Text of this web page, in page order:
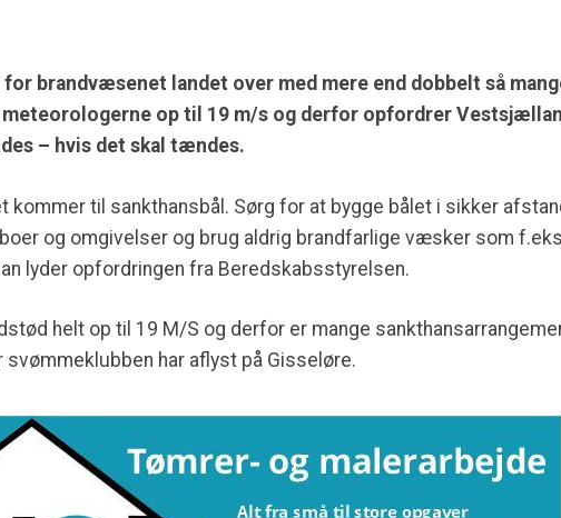
brandvæsenet landet over med mere end dobbelt så
op til 19 m/s og derfor opfordrer
– hvis det skal tændes.
kommer til sankthansbål. Sørg for at bygge bålet i sikker
og omgivelser og brug aldrig brandfarlige væsker som
lyder opfordringen fra Beredskabsstyrelsen.
helt op til 19 M/S og derfor er mange
svømmeklubben har aflyst på Gisseløre.